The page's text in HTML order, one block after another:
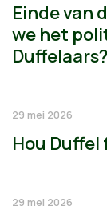
Einde van
we het
29 mei 2026
Hou Duffel
29 mei 2026